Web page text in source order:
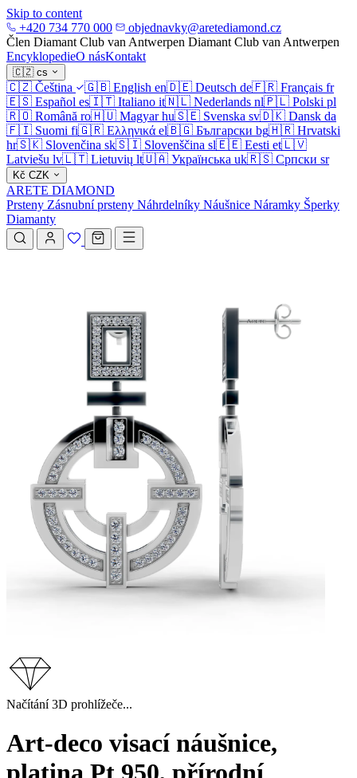
Skip to content
+420 734 770 000
objednavky@aretediamond.cz
Člen Diamant Club van Antwerpen Diamant Club van Antwerpen
EncyklopedieO násKontakt
🇨🇿 cs
🇨🇿 Čeština 🇬🇧 English en🇩🇪 Deutsch de🇫🇷 Français fr
🇪🇸 Español es🇮🇹 Italiano it🇳🇱 Nederlands nl🇵🇱 Polski pl
🇷🇴 Română ro🇭🇺 Magyar hu🇸🇪 Svenska sv🇩🇰 Dansk da
🇫🇮 Suomi fi🇬🇷 Ελληνικά el🇧🇬 Български bg🇭🇷 Hrvatski
hr🇸🇰 Slovenčina sk🇸🇮 Slovenščina sl🇪🇪 Eesti et🇱🇻
Latviešu lv🇱🇹 Lietuvių lt🇺🇦 Українська uk🇷🇸 Српски sr
Kč CZK
ARETE DIAMOND
Prsteny Zásnubní prsteny Náhrdelníky Náušnice Náramky Šperky
Diamanty
Načítání 3D prohlížeče...
Art-deco visací náušnice,